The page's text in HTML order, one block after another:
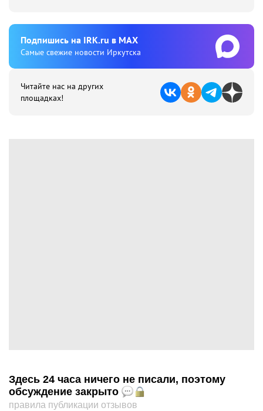
Подпишиcь на IRK.ru в MAX
Cамые свежие новости Иркутска
Читайте нас на других
площадках!
Здесь 24 часа ничего не писали, поэтому
обсуждение закрыто
правила публикации отзывов